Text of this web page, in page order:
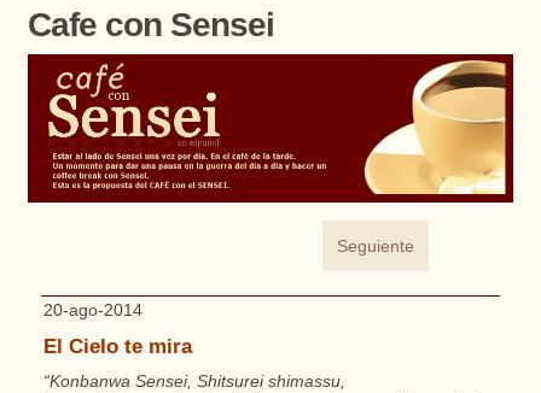
Cafe con Sensei
Seguiente
20-ago-2014
El Cielo te mira
“Konbanwa Sensei, Shitsurei shimassu,